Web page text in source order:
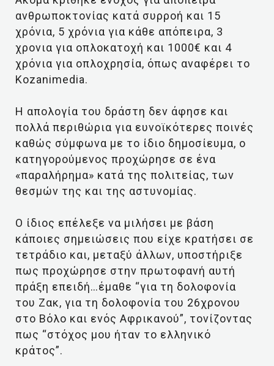
ανθρωποκτονίας κατά συρροή και 15
χρόνια, 5 χρόνια για κάθε απόπειρα, 3
χρονια για οπλοκατοχή και 1000€ και 4
χρόνια για οπλοχρησία, όπως αναφέρει το
Kozanimedia.
Η απολογία του δράστη δεν άφησε και
πολλά περιθώρια για ευνοϊκότερες ποινές
καθώς σύμφωνα με το ίδιο δημοσίευμα, ο
κατηγορούμενος προχώρησε σε ένα
«παραλήρημα» κατά της πολιτείας, των
θεσμών της και της αστυνομίας.
Ο ίδιος επέλεξε να μιλήσει με βάση
κάποιες σημειώσεις που είχε κρατήσει σε
τετράδιο και, μεταξύ άλλων, υποστήριξε
πως προχώρησε στην πρωτοφανή αυτή
πράξη επειδή…έμαθε “για τη δολοφονία
του Ζακ, για τη δολοφονία του 26χρονου
στο Βόλο και ενός Αφρικανού”, τονίζοντας
πως “στόχος μου ήταν το ελληνικό
κράτος”.